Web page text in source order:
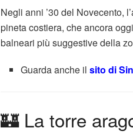
Negli anni ’30 del Novecento,
pineta costiera, che ancora
balneari più suggestive della
Guarda anche il sito di
🏰 La torre